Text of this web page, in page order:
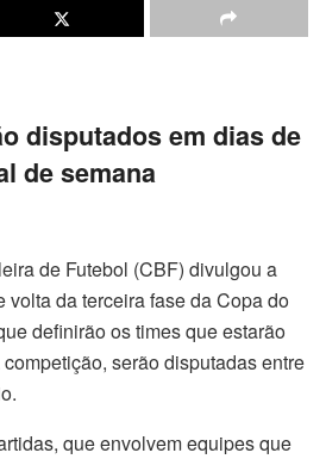
disputados em dias de
de semana
de Futebol (CBF) divulgou a
volta da terceira fase da Copa do
definirão os times que estarão
serão disputadas entre
que envolvem equipes que